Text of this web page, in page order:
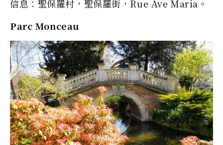
信息：聖保羅村，聖保羅街，Rue Ave Maria。
Parc Monceau